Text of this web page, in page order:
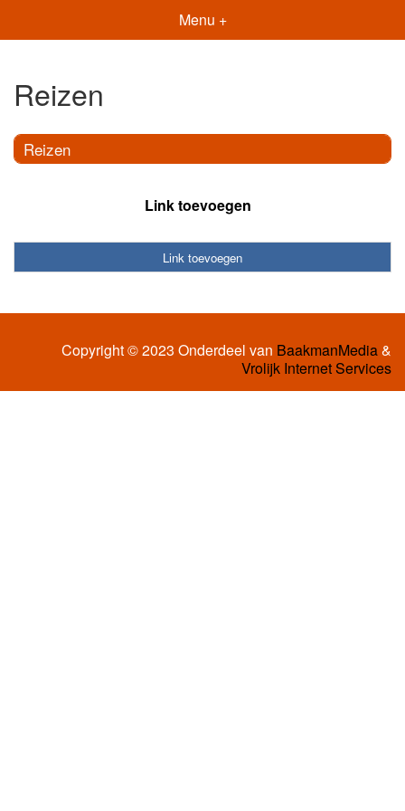
Menu +
Reizen
Reizen
Link toevoegen
Link toevoegen
Copyright © 2023 Onderdeel van BaakmanMedia&
Vrolijk Internet Services